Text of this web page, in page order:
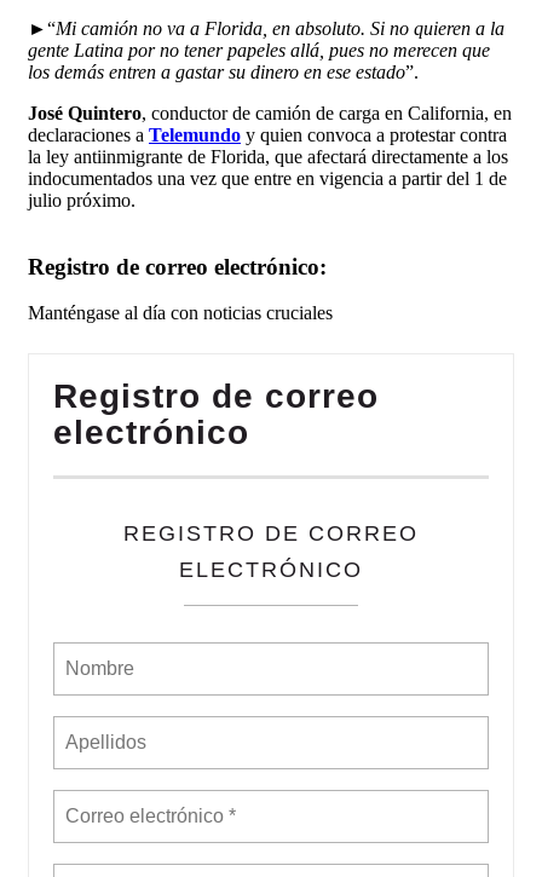
►“Mi camión no va a Florida, en absoluto. Si no quieren a la
gente Latina por no tener papeles allá, pues no merecen que
los demás entren a gastar su dinero en ese estado”.
José Quintero, conductor de camión de carga en California, en
declaraciones a Telemundo y quien convoca a protestar contra
la ley antiinmigrante de Florida, que afectará directamente a los
indocumentados una vez que entre en vigencia a partir del 1 de
julio próximo.
Registro de correo electrónico:
Manténgase al día con noticias cruciales
Registro de correo
electrónico
REGISTRO DE CORREO
ELECTRÓNICO